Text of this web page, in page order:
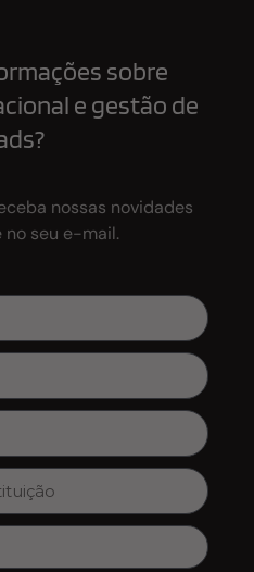
sobre
e gestão de
nossas novidades
seu e-mail.